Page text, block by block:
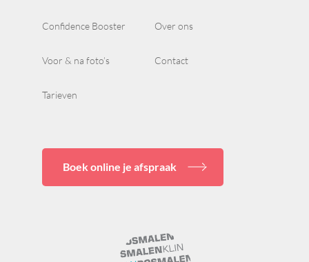
Confidence Booster Over ons
Voor & na foto’s Contact
Tarieven
Boek online je afspraak